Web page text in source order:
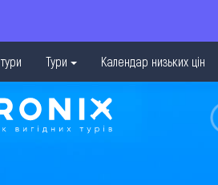
Тури Календар низьких цін